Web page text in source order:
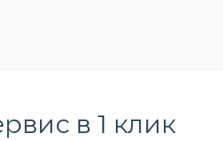
в 1 клик